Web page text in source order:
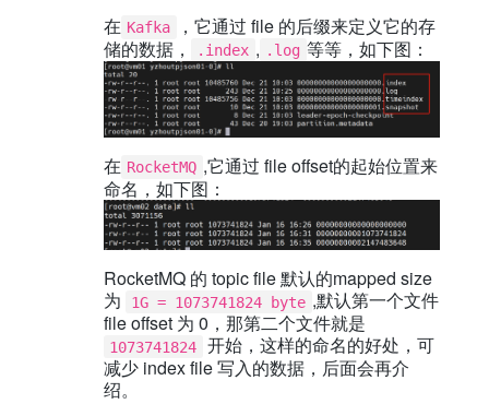
在 Kafka
，它通过 file 的后缀来定义它的存
储的数据，
.index , .log 等等，如下图：
在 RocketMQ ,它通过 file offset的起始位置来
命名，如下图：
RocketMQ 的 topic file 默认的mapped size
为
1G = 1073741824 byte ,默认第一个文件
file offset 为 0，那第二个文件就是
1073741824
开始，这样的命名的好处，可
减少 index file 写入的数据，后面会再介
绍。